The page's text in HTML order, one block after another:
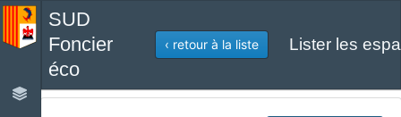
SUD
Foncier
éco
‹ retour à la liste Lister les